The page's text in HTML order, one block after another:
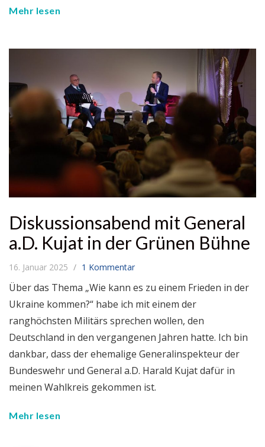
Mehr lesen
Diskussionsabend mit General
a.D. Kujat in der Grünen Bühne
16. Januar 2025 1 Kommentar
Über das Thema „Wie kann es zu einem Frieden in der
Ukraine kommen?“ habe ich mit einem der
ranghöchsten Militärs sprechen wollen, den
Deutschland in den vergangenen Jahren hatte. Ich bin
dankbar, dass der ehemalige Generalinspekteur der
Bundeswehr und General a.D. Harald Kujat dafür in
meinen Wahlkreis gekommen ist.
Mehr lesen